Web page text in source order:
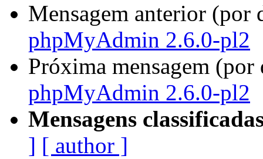
Mensagem anterior (por
phpMyAdmin 2.6.0-pl2
Próxima mensagem
phpMyAdmin 2.6.0-pl2
Mensagens
] [ author ]